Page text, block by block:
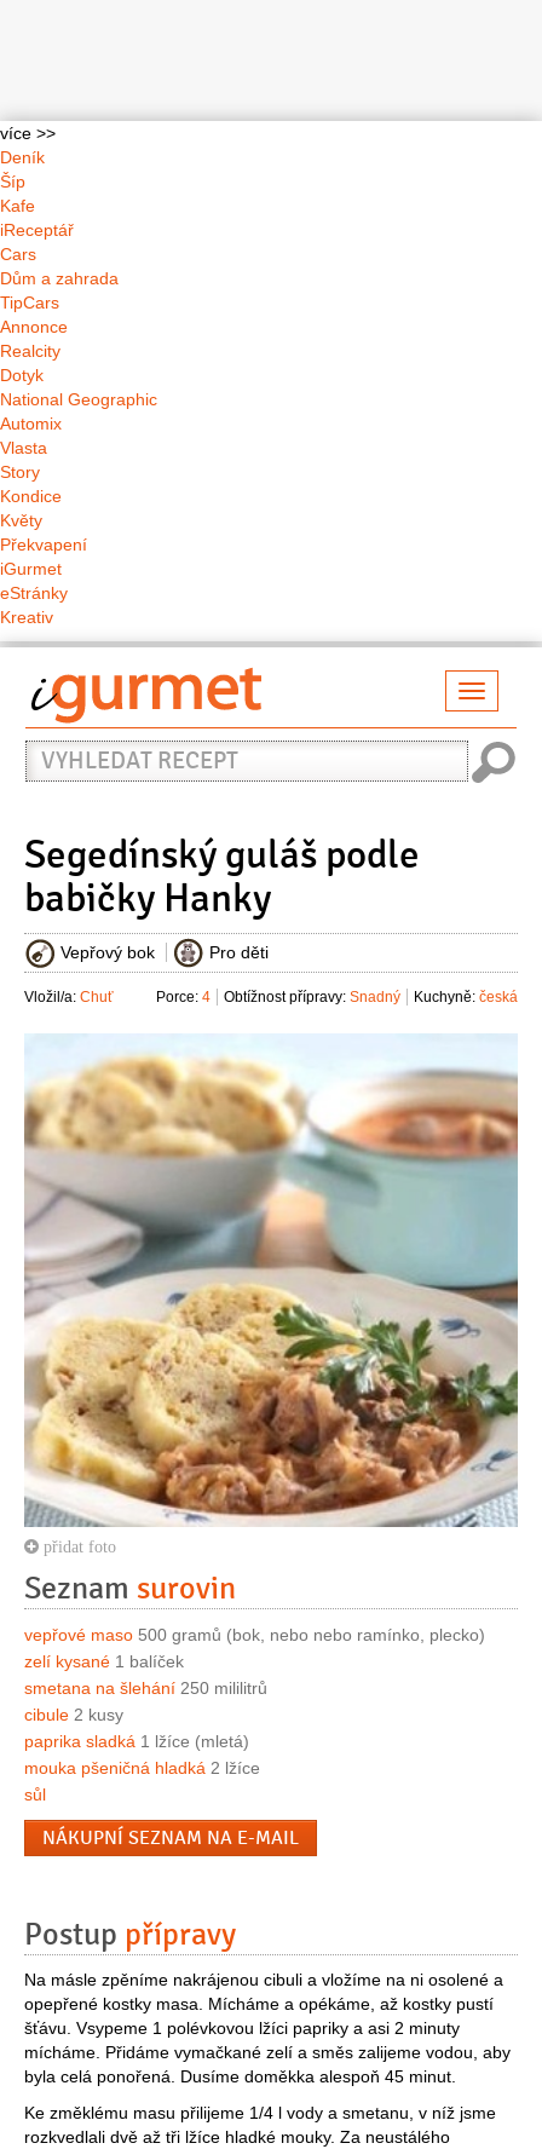
více >>
Deník
Šíp
Kafe
iReceptář
Cars
Dům a zahrada
TipCars
Annonce
Realcity
Dotyk
National Geographic
Automix
Vlasta
Story
Kondice
Květy
Překvapení
iGurmet
eStránky
Kreativ
Vyhledat
recept
Segedínský guláš podle
babičky Hanky
Vepřový bok Pro děti
Vložil/a: Chuť Kuchyně: česká
Obtížnost přípravy: Snadný
Porce: 4
přidat foto
Seznam surovin
vepřové maso 500 gramů (bok, nebo nebo ramínko, plecko)
zelí kysané 1 balíček
smetana na šlehání 250 mililitrů
cibule 2 kusy
paprika sladká 1 lžíce (mletá)
mouka pšeničná hladká 2 lžíce
sůl
NÁKUPNÍ SEZNAM NA E-MAIL
Postup přípravy
Na másle zpěníme nakrájenou cibuli a vložíme na ni osolené a
opepřené kostky masa. Mícháme a opékáme, až kostky pustí
šťávu. Vsypeme 1 polévkovou lžíci papriky a asi 2 minuty
mícháme. Přidáme vymačkané zelí a směs zalijeme vodou, aby
byla celá ponořená. Dusíme doměkka alespoň 45 minut.
Ke změklému masu přilijeme 1/4 l vody a smetanu, v níž jsme
rozkvedlali dvě až tři lžíce hladké mouky. Za neustálého